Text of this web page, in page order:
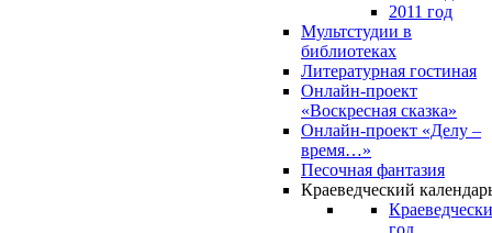
2011 год
Мультстудии в
библиотеках
Литературная гостиная
Онлайн-проект
«Воскресная сказка»
Онлайн-проект «Делу –
время…»
Песочная фантазия
Краеведческий
год